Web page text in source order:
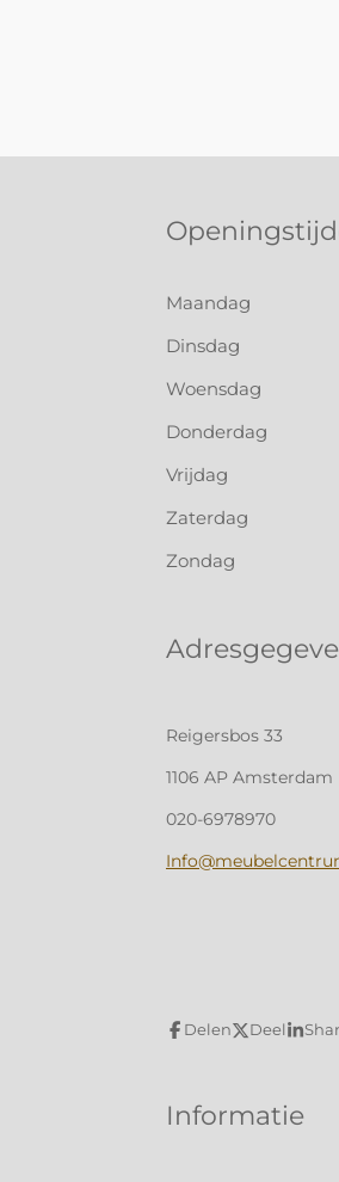
Maandag
Dinsdag
Woensdag
Donderdag
Vrijdag
Zaterdag
Zondag
Reigersbos 33
1106 AP Amsterdam
020-6978970
Delen Deel
Informatie